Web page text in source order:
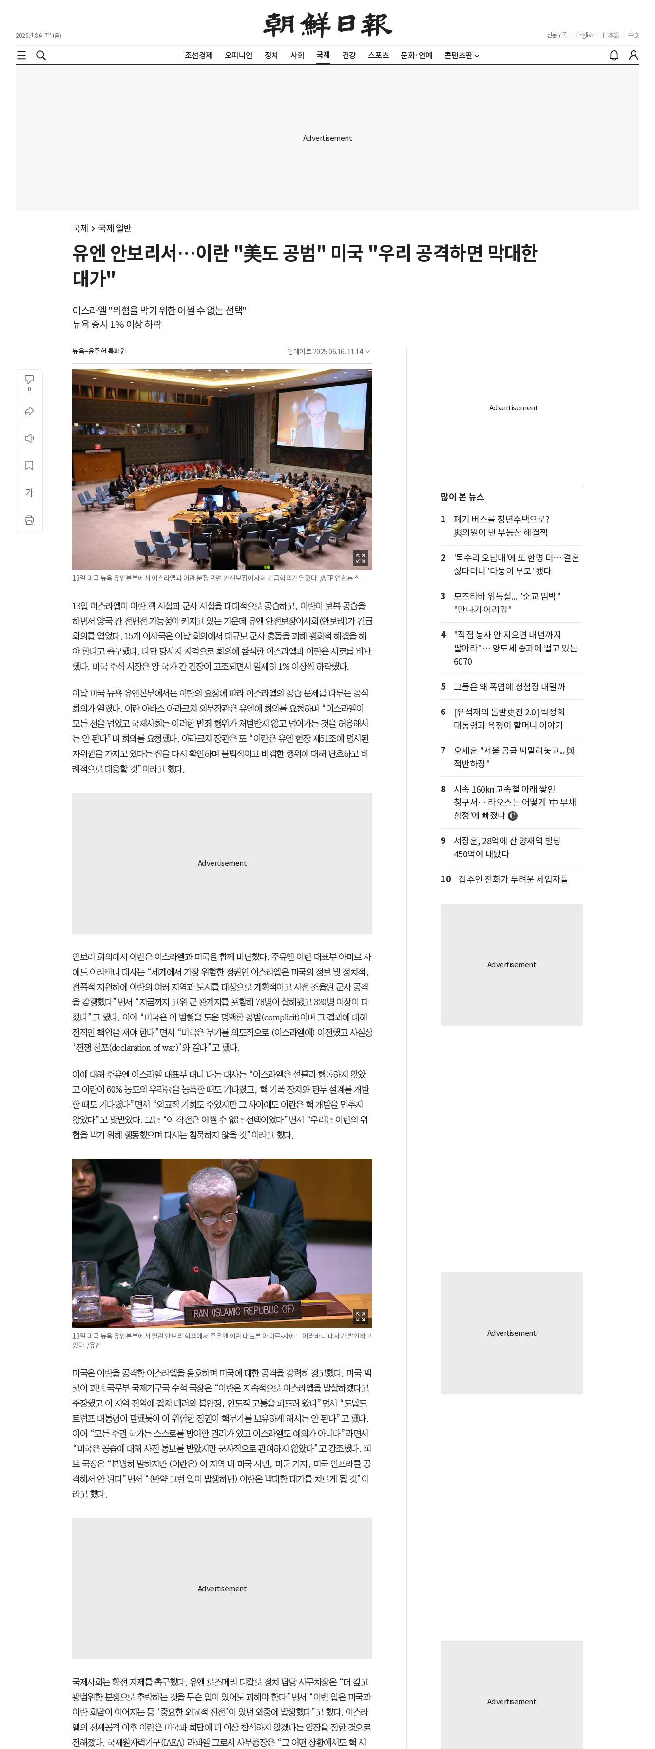
2026년 8월 7일(금) 신문구독 English 日本語 中文
조선경제 오피니언 정치 사회 국제 건강 스포츠 문화·연예 콘텐츠판
국제 국제 일반
유엔 안보리서…이란 "美도 공범" 미국 "우리 공격하면 막대한
대가"
이스라엘 "위협을 막기 위한 어쩔 수 없는 선택"
뉴욕 증시 1% 이상 하락
뉴욕=윤주헌 특파원 업데이트 2025.06.16. 11:14
0
13일 미국 뉴욕 유엔본부에서 이스라엘과 이란 분쟁 관련 안전보장이사회 긴급회의가 열렸다. /AFP 연합뉴스
13일 이스라엘이 이란 핵 시설과 군사 시설을 대대적으로 공습하고, 이란이 보복 공습을
하면서 양국 간 전면전 가능성이 커지고 있는 가운데 유엔 안전보장이사회(안보리)가 긴급
회의를 열었다. 15개 이사국은 이날 회의에서 대규모 군사 충돌을 피해 평화적 해결을 해
야 한다고 촉구했다. 다만 당사자 자격으로 회의에 참석한 이스라엘과 이란은 서로를 비난
했다. 미국 주식 시장은 양 국가 간 긴장이 고조되면서 일제히 1% 이상씩 하락했다.
이날 미국 뉴욕 유엔본부에서는 이란의 요청에 따라 이스라엘의 공습 문제를 다루는 공식
회의가 열렸다. 이란 아바스 아라크치 외무장관은 유엔에 회의를 요청하며 “이스라엘이
모든 선을 넘었고 국제사회는 이러한 범죄 행위가 처벌받지 않고 넘어가는 것을 허용해서
는 안 된다”며 회의를 요청했다. 아라크치 장관은 또 “이란은 유엔 헌장 제51조에 명시된
자위권을 가지고 있다는 점을 다시 확인하며 불법적이고 비겁한 행위에 대해 단호하고 비
례적으로 대응할 것”이라고 했다.
안보리 회의에서 이란은 이스라엘과 미국을 함께 비난했다. 주유엔 이란 대표부 아미르 사
에드 이라바니 대사는 “세계에서 가장 위험한 정권인 이스라엘은 미국의 정보 및 정치적,
전폭적 지원하에 이란의 여러 지역과 도시를 대상으로 계획적이고 사전 조율된 군사 공격
을 감행했다”면서 “지금까지 고위 군 관계자를 포함해 78명이 살해됐고 320명 이상이 다
쳤다”고 했다. 이어 “미국은 이 범행을 도운 명백한 공범(complicit)이며 그 결과에 대해
전적인 책임을 져야 한다”면서 “미국은 무기를 의도적으로 (이스라엘에) 이전했고 사실상
‘전쟁 선포(declaration of war)’와 같다”고 했다.
이에 대해 주유엔 이스라엘 대표부 대니 다논 대사는 “이스라엘은 섣불리 행동하지 않았
고 이란이 60% 농도의 우라늄을 농축할 때도 기다렸고, 핵 기폭 장치와 탄두 설계를 개발
할 때도 기다렸다”면서 “외교적 기회도 주었지만 그 사이에도 이란은 핵 개발을 멈추지
않았다”고 맞받았다. 그는 “이 작전은 어쩔 수 없는 선택이었다”면서 “우리는 이란의 위
협을 막기 위해 행동했으며 다시는 침묵하지 않을 것”이라고 했다.
13일 미국 뉴욕 유엔본부에서 열린 안보리 회의에서 주유엔 이란 대표부 아미르‐사에드 이라바니 대사가 발언하고
있다. /유엔
미국은 이란을 공격한 이스라엘을 옹호하며 미국에 대한 공격을 강력히 경고했다. 미국 맥
코이 피트 국무부 국제기구국 수석 국장은 “이란은 지속적으로 이스라엘을 말살하겠다고
주장했고 이 지역 전역에 걸쳐 테러와 불안정, 인도적 고통을 퍼뜨려 왔다”면서 “도널드
트럼프 대통령이 말했듯이 이 위험한 정권이 핵무기를 보유하게 해서는 안 된다”고 했다.
이어 “모든 주권 국가는 스스로를 방어할 권리가 있고 이스라엘도 예외가 아니다”라면서
“미국은 공습에 대해 사전 통보를 받았지만 군사적으로 관여하지 않았다”고 강조했다. 피
트 국장은 “분명히 말하지만 (이란은) 이 지역 내 미국 시민, 미군 기지, 미국 인프라를 공
격해서 안 된다”면서 “(만약 그런 일이 발생하면) 이란은 막대한 대가를 치르게 될 것”이
라고 했다.
국제사회는 확전 자제를 촉구했다. 유엔 로즈메리 디칼로 정치 담당 사무차장은 “더 깊고
광범위한 분쟁으로 추락하는 것을 무슨 일이 있어도 피해야 한다”면서 “이번 일은 미국과
이란 회담이 이어지는 등 ‘중요한 외교적 진전’이 있던 와중에 발생했다”고 했다. 이스라
엘의 선제공격 이후 이란은 미국과 회담에 더 이상 참석하지 않겠다는 입장을 정한 것으로
전해졌다. 국제원자력기구(IAEA) 라파엘 그로시 사무총장은 “그 어떤 상황에서도 핵 시
많이 본 뉴스
1
폐기 버스를 청년주택으로?
與의원이 낸 부동산 해결책
2
'독수리 오남매'에 또 한명 더… 결혼
싫다더니 '다둥이 부모' 됐다
3
모즈타바 위독설... "순교 임박"
"만나기 어려워"
4
"직접 농사 안 지으면 내년까지
팔아라"… 양도세 중과에 떨고 있는
6070
5 그들은 왜 폭염에 청첩장 내밀까
6
[유석재의 돌발史전 2.0] 박정희
대통령과 욕쟁이 할머니 이야기
7
오세훈 "서울 공급 씨말려놓고... 與
적반하장"
8
시속 160㎞ 고속철 아래 쌓인
청구서… 라오스는 어떻게 '中 부채
함정'에 빠졌나
9
서장훈, 28억에 산 양재역 빌딩
450억에 내놨다
10 집주인 전화가 두려운 세입자들